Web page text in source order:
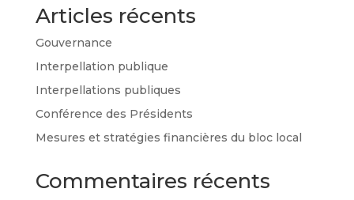
Articles récents
Gouvernance
Interpellation publique
Interpellations publiques
Conférence des Présidents
Mesures et stratégies financières du bloc local
Commentaires récents